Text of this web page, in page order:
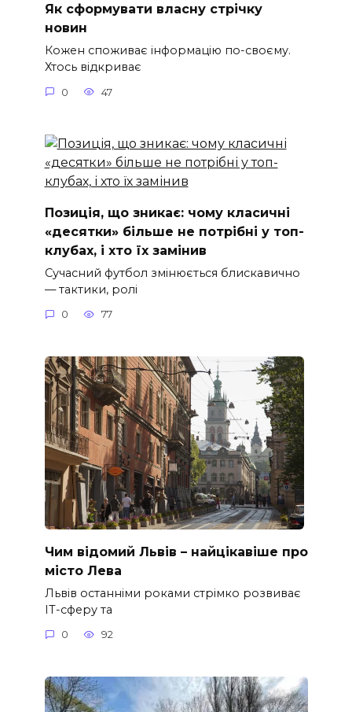
Як сформувати власну стрічку
новин
Кожен споживає інформацію по-своєму.
Хтось відкриває
0 47
Позиція, що зникає: чому класичні
«десятки» більше не потрібні у топ-
клубах, і хто їх замінив
Сучасний футбол змінюється блискавично
— тактики, ролі
0 77
Чим відомий Львів – найцікавіше про
місто Лева
Львів останніми роками стрімко розвиває
ІТ-сферу та
0 92